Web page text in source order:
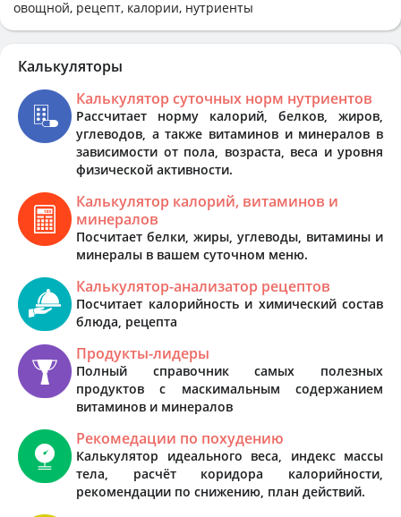
овощной, рецепт, калории, нутриенты
Калькуляторы
Калькулятор суточных норм нутриентов
Рассчитает норму калорий, белков, жиров,
углеводов, а также витаминов и минералов в
зависимости от пола, возраста, веса и уровня
физической активности.
Калькулятор калорий, витаминов и
минералов
Посчитает белки, жиры, углеводы, витамины и
минералы в вашем суточном меню.
Калькулятор-анализатор рецептов
Посчитает калорийность и химический состав
блюда, рецепта
Продукты-лидеры
Полный справочник самых полезных
продуктов с маскимальным содержанием
витаминов и минералов
Рекомедации по похудению
Калькулятор идеального веса, индекс массы
тела, расчёт коридора калорийности,
рекомендации по снижению, план действий.